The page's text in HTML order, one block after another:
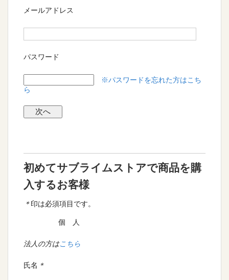
メールアドレス
パスワード
※パスワードを忘れた方はこち
ら
初めてサブライムストアで商品を購
入するお客様
＊印は必須項目です。
個 人
法人の方はこちら
氏名 ＊